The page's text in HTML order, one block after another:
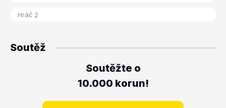
Soutěž
Soutěžte o
10.000 korun!